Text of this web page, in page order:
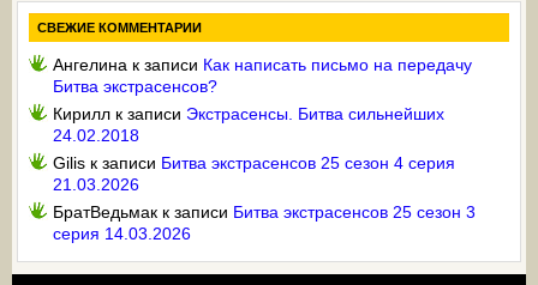
СВЕЖИЕ КОММЕНТАРИИ
Ангелина к записи Как написать письмо на передачу
Битва экстрасенсов?
Кирилл к записи Экстрасенсы. Битва сильнейших
24.02.2018
Gilis к записи Битва экстрасенсов 25 сезон 4 серия
21.03.2026
БратВедьмак к записи Битва экстрасенсов 25 сезон 3
серия 14.03.2026